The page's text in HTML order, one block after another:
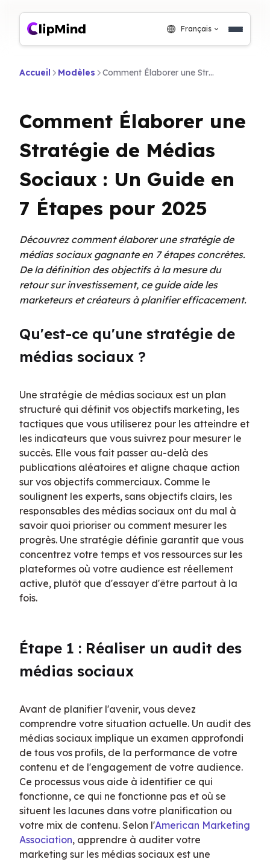
Français
Accueil Modèles Comment Élaborer une Stratégie de Médias Sociaux : Un Guide en 7 Étapes pour 2025
Comment Élaborer une
Stratégie de Médias
Sociaux : Un Guide en
7 Étapes pour 2025
Découvrez comment élaborer une stratégie de
médias sociaux gagnante en 7 étapes concrètes.
De la définition des objectifs à la mesure du
retour sur investissement, ce guide aide les
marketeurs et créateurs à planifier efficacement.
Qu'est-ce qu'une stratégie de
médias sociaux ?
Une stratégie de médias sociaux est un plan
structuré qui définit vos objectifs marketing, les
tactiques que vous utiliserez pour les atteindre et
les indicateurs que vous suivrez pour mesurer le
succès. Elle vous fait passer au-delà des
publications aléatoires et aligne chaque action
sur vos objectifs commerciaux. Comme le
soulignent les experts, sans objectifs clairs, les
responsables des médias sociaux ont du mal à
savoir quoi prioriser ou comment mesurer les
progrès. Une stratégie définie garantit que vous
concentrez votre temps et vos ressources sur les
plateformes où votre audience est réellement
active, plutôt que d'essayer d'être partout à la
fois.
Étape 1 : Réaliser un audit des
médias sociaux
Avant de planifier l'avenir, vous devez
comprendre votre situation actuelle. Un audit des
médias sociaux implique un examen approfondi
de tous vos profils, de la performance de votre
contenu et de l'engagement de votre audience.
Ce processus vous aide à identifier ce qui
fonctionne, ce qui ne fonctionne pas et où se
situent les lacunes dans votre planification ou
votre mix de contenu. Selon l'American Marketing
Association, apprendre à auditer votre
marketing sur les médias sociaux est une